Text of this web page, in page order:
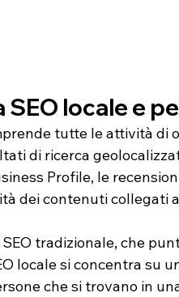
SEO locale e
tutte le attività di
di ricerca
Profile, le
dei contenuti collegati
tradizionale, che
locale si concentra su
che si trovano in